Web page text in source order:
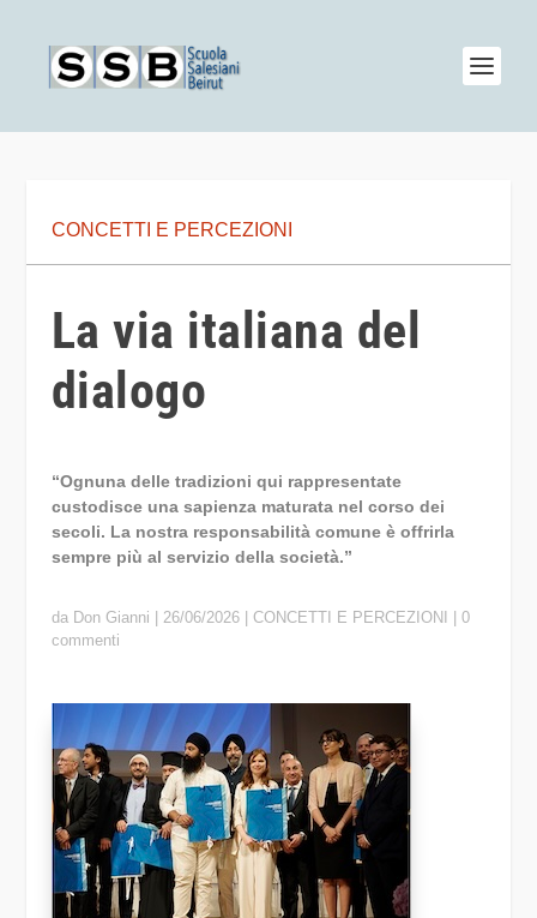
CONCETTI E PERCEZIONI
La via italiana del
dialogo
“Ognuna delle tradizioni qui rappresentate
custodisce una sapienza maturata nel corso dei
secoli. La nostra responsabilità comune è offrirla
sempre più al servizio della società.”
da Don Gianni 26/06/2026| CONCETTI E PERCEZIONI
0
commenti